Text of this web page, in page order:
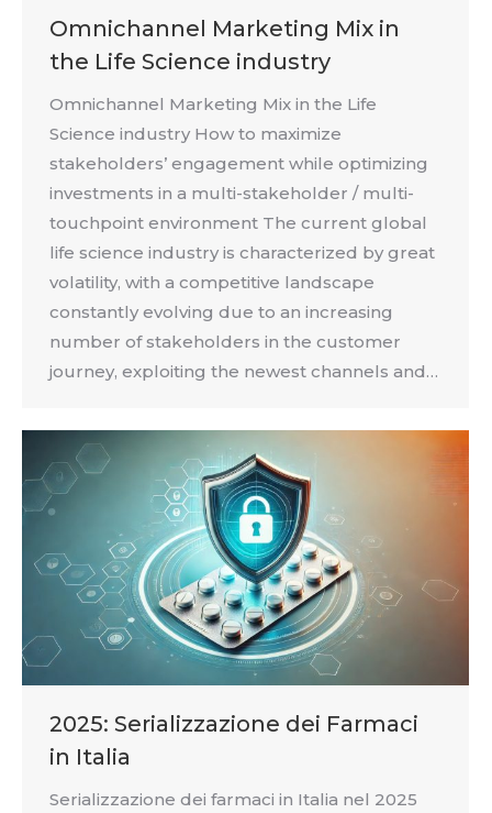
Omnichannel Marketing Mix in
the Life Science industry
Omnichannel Marketing Mix in the Life
Science industry How to maximize
stakeholders’ engagement while optimizing
investments in a multi-stakeholder / multi-
touchpoint environment The current global
life science industry is characterized by great
volatility, with a competitive landscape
constantly evolving due to an increasing
number of stakeholders in the customer
journey, exploiting the newest channels and…
2025: Serializzazione dei Farmaci
in Italia
Serializzazione dei farmaci in Italia nel 2025